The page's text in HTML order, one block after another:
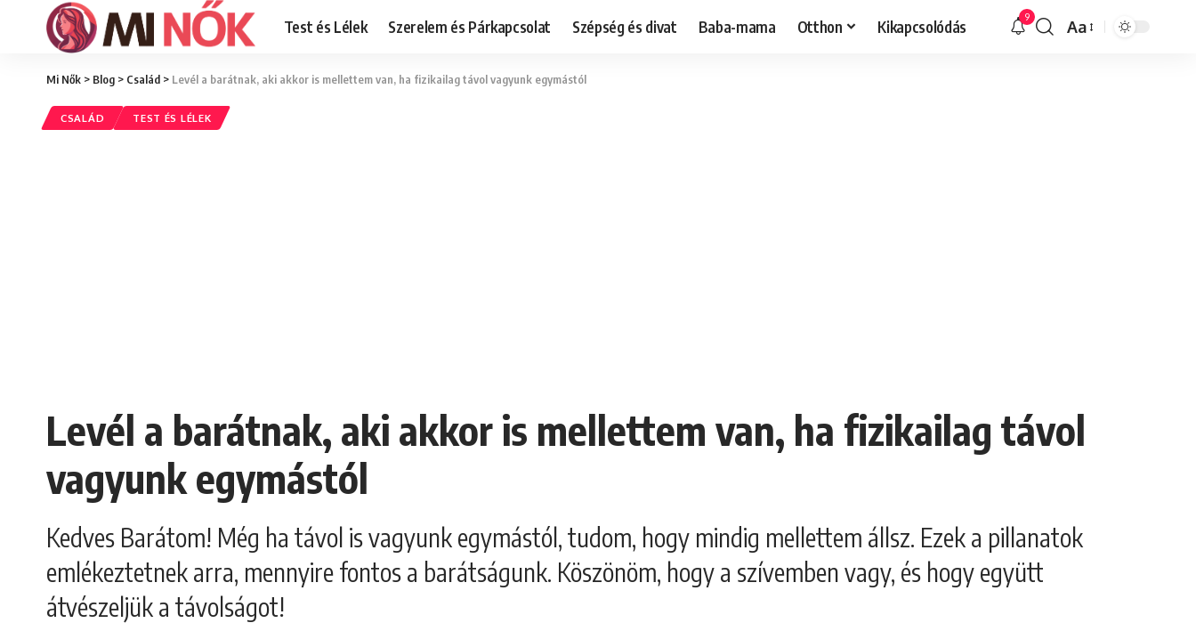
Test és Lélek Szerelem és Párkapcsolat Szépség és divat Baba-mama Otthon Kikapcsolódás 9
Font
Aa
Mi Nők > Blog > Család > Levél a barátnak, aki akkor is mellettem van, ha fizikailag távol vagyunk egymástól
CSALÁD TEST ÉS LÉLEK
Levél a barátnak, aki akkor is mellettem van, ha fizikailag távol
vagyunk egymástól
Kedves Barátom! Még ha távol is vagyunk egymástól, tudom, hogy mindig mellettem állsz. Ezek a pillanatok
emlékeztetnek arra, mennyire fontos a barátságunk. Köszönöm, hogy a szívemben vagy, és hogy együtt
átvészeljük a távolságot!